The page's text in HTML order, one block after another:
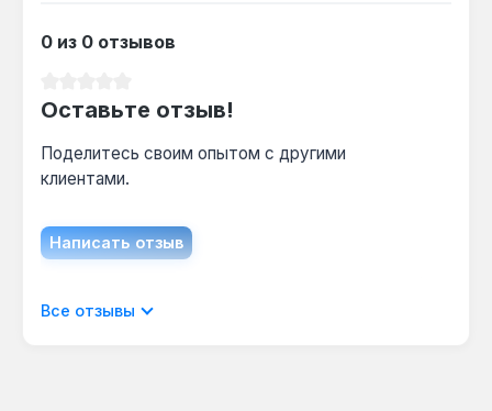
0 из 0 отзывов
Оставьте отзыв!
Поделитесь своим опытом с другими
клиентами.
Написать отзыв
Отображать отзывы только на текущем
Все отзывы